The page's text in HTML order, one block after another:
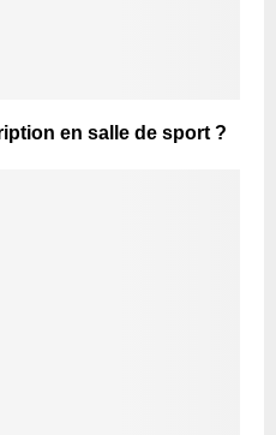
en salle de sport ?